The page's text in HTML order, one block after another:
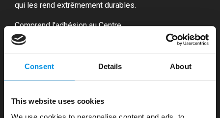
Consent Details About
This website uses cookies
qui les rend extrêmement durables.
Comprend l'adhésion au Centre
Lorsque vous achetez ces haltères réglables, vous
Cela vous donne un encadrement d'experts,
comprenant des programmes de formation, des
conscience. Synchronisez l'application avec vos
appareils préférés pour suivre vos progrès et vous